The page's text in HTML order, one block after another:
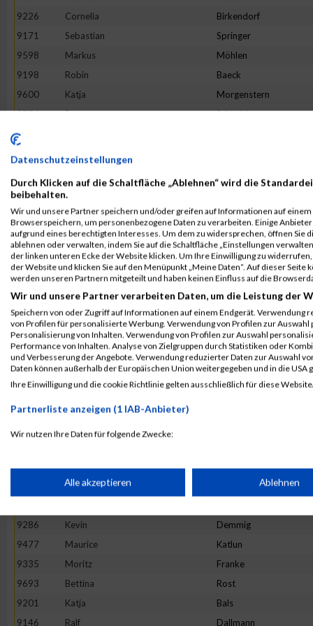
9226
Cornelia Birkendorf
9171
Sebastian Springer
9598
Markus Möhlen
9198
Robin Baeck
9600
Katja Morgenstern
9734
Petra Schneider
9610
9324
9244
Pia Borowski
9748
Patrick Schüssler
9196
Fabian Asseth
9688
André Ropat
9847
Janine Wendel
9354
Simone Gerling
9814
Peter Ulinski
9402
Simon Hanft
9582
Philip Maurer
9150
Sandra Jenning
9569
Anke
9517
Marcel Krenzel
Anika
9286
Kevin Demmig
9477
Maurice Katlun
9335
Moritz Franke
9693
Bettina Rost
9201
Katja Bals
9146
Ralf Dallmann
Datenschutzeinstellungen
Durch Klicken auf die Schaltfläche „Ablehnen“ wird die
beibehalten.
Wir und unsere Partner speichern und/oder greifen auf Informationen auf einem
Browserspeichern, um personenbezogene Daten zu verarbeiten. Einige
aufgrund eines berechtigten Interesses. Um dem zu widersprechen, öffnen Sie
ablehnen oder verwalten, indem Sie auf die Schaltfläche „Einstellungen
der linken unteren Ecke der Website klicken. Um Ihre Einwilligung zu
der Website und klicken Sie auf den Menüpunkt „Meine Daten“. Auf dieser
werden unseren Partnern mitgeteilt und haben keinen Einfluss auf die
Wir und unsere Partner verarbeiten Daten, um die Leistung der
Speichern von oder Zugriff auf Informationen auf einem Endgerät. Verwendung
von Profilen für personalisierte Werbung. Verwendung von Profilen zur
Personalisierung von Inhalten. Verwendung von Profilen zur Auswahl
Performance von Inhalten. Analyse von Zielgruppen durch Statistiken oder
und Verbesserung der Angebote. Verwendung reduzierter Daten zur Auswahl
Daten können außerhalb der Europäischen Union weitergegeben und in die USA
Ihre Einwilligung und die cookie Richtlinie gelten ausschließlich für diese
Partnerliste anzeigen (1 IAB-Anbieter)
Wir nutzen Ihre Daten für folgende Zwecke:
Speichern von oder Zugriff auf Informationen auf einem
Verwendung reduzierter Daten zur Auswahl von Werbeanzeigen
Erstellung von Profilen für personalisierte Werbung
Verwendung von Profilen zur Auswahl personalisierter Werbung
Alle akzeptieren Ablehnen